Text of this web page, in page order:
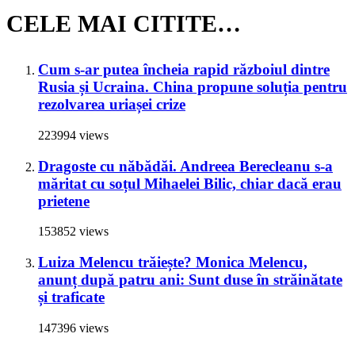
CELE MAI CITITE…
Cum s-ar putea încheia rapid războiul dintre
Rusia și Ucraina. China propune soluția pentru
rezolvarea uriașei crize
223994 views
Dragoste cu năbădăi. Andreea Berecleanu s-a
măritat cu soțul Mihaelei Bilic, chiar dacă erau
prietene
153852 views
Luiza Melencu trăiește? Monica Melencu,
anunț după patru ani: Sunt duse în străinătate
și traficate
147396 views